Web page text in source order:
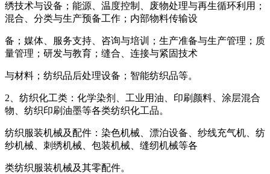
绣技术与设备；能源、温度控制、废物处理与再生循环利用；
混合、分类与生产预备工作；内部物料传输设
备；媒体、服务支持、咨询与培训；生产准备与生产管理；质
量管理；研发与教育；缝合、连接与紧固技术
与材料；纺织品后处理设备；智能纺织品等。
2、纺织化工类：化学染剂、工业用油、印刷颜料、涂层混合
物、纺织印刷油墨等各类纺织化工品。
纺织服装机械及配件：染色机械、漂泊设备、纱线充气机、纺
纱机械、刺绣机械、包装机械、缝纫机械等各
类纺织服装机械及其零配件。